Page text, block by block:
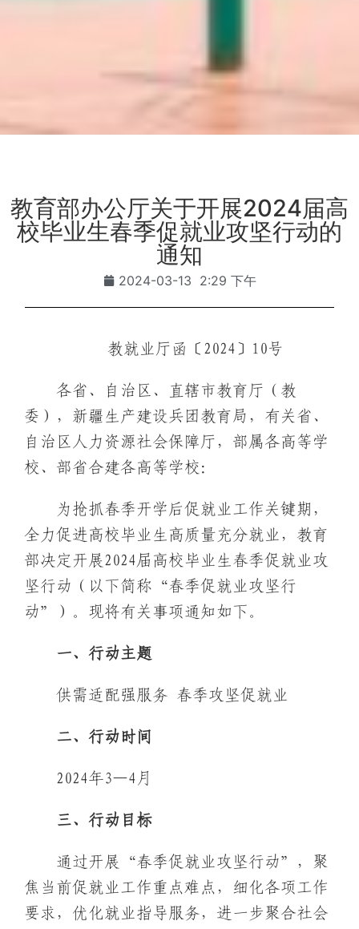
教育部办公厅关于开展2024届高
校毕业生春季促就业攻坚行动的
通知
2024-03-13 2:29 下午
教就业厅函〔2024〕10号
各省、自治区、直辖市教育厅（教
委），新疆生产建设兵团教育局，有关省、
自治区人力资源社会保障厅，部属各高等学
校、部省合建各高等学校：
为抢抓春季开学后促就业工作关键期，
全力促进高校毕业生高质量充分就业，教育
部决定开展2024届高校毕业生春季促就业攻
坚行动（以下简称“春季促就业攻坚行
动”）。现将有关事项通知如下。
一、行动主题
供需适配强服务 春季攻坚促就业
二、行动时间
2024年3—4月
三、行动目标
通过开展“春季促就业攻坚行动”，聚
焦当前促就业工作重点难点，细化各项工作
要求，优化就业指导服务，进一步聚合社会